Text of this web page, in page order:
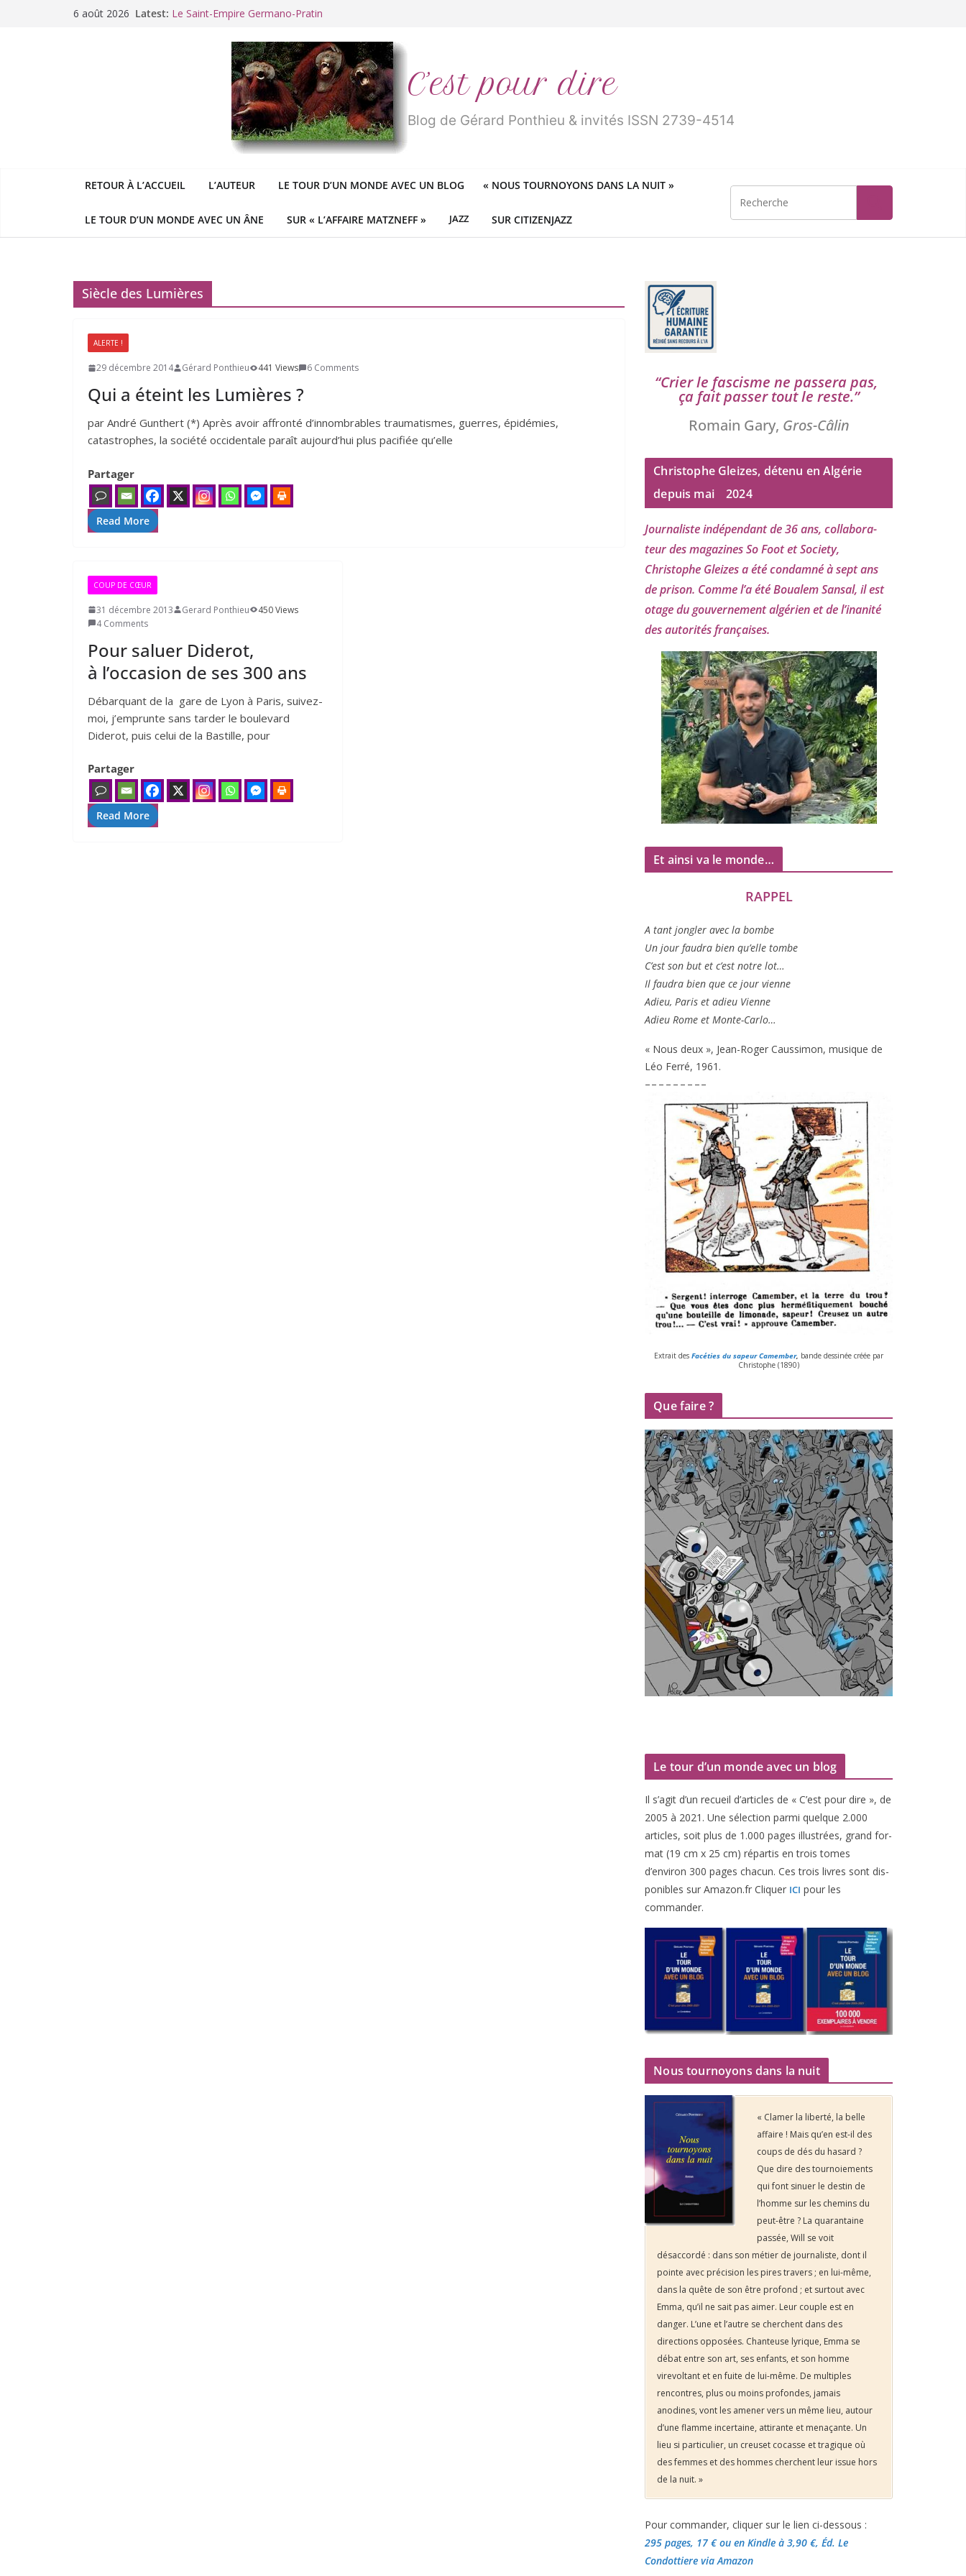
6 août 2026 Latest: Le Saint-Empire Germano-Pratin
George : « Le meilleur des mondes » ou «
Le patriarcat », bouc émissaire des féministes idéologiques
Cannes. La Palme d’Or des valeureux cracheurs dans la soupeC’est pour dire
Blog de Gérard Ponthieu & invités ISSN 2739-4514
RETOUR À L’ACCUEIL L’AUTEUR LE TOUR D’UN MONDE AVEC UN BLOG « NOUS TOURNOYONS DANS LA NUIT »
LE TOUR D’UN MONDE AVEC UN ÂNE SUR « L’AFFAIRE MATZNEFF » JAZZ SUR CITIZENJAZZ
Siècle des Lumières
ALERTE !
29 décembre 2014 Gérard Ponthieu 441 Views 6 Comments
Qui a éteint les Lumières ?
par André Gunthert (*) Après avoir affronté d’innombrables traumatismes, guerres, épidémies,
catastrophes, la société occidentale paraît aujourd’hui plus pacifiée qu’elle
Partager
Read More
COUP DE CŒUR
31 décembre 2013 Gerard Ponthieu
450 Views
4 Comments
Pour saluer Diderot,
à l’occasion de ses 300 ans
Débarquant de la gare de Lyon à Paris, sui­vez-
moi, j’emprunte sans tar­der le bou­le­vard
Diderot, puis celui de la Bastille, pour
Partager
Read More
“Crier le fas­cisme ne pas­se­ra pas,
ça fait pas­ser tout le reste.”
Romain Gary, Gros-Câlin
Christophe Gleizes, détenu en Algérie
depuis mai
2024
Journaliste indé­pen­dant de36ans, col­la­bo­ra­
teur des maga­zines So Foot et Society,
Christophe Gleizesa été condam­né à sept ans
de pri­son. Comme l’a été Boualem Sansal, il est
otage du gou­ver­ne­ment algé­rien et de l’i­na­ni­té
des auto­ri­tés françaises.
Et ainsi va le monde…
RAPPEL
A tant jon­gler avec la bombe
Un jour fau­dra bien qu’elle tombe
C’est son but et c’est notre lot…
Il fau­dra bien que ce jour vienne
Adieu, Paris et adieu Vienne
Adieu Rome et Monte-Carlo…
« Nous deux », Jean-Roger Caussimon, musique de
Léo Ferré, 1961 .
– – – – – – – – –
Extrait des Facéties du sapeur Camember, bande des­si­née créée par
Christophe (1890)
Que faire ?
Le tour d’un monde avec un blog
Il s’agit d’un recueil d’ar­ticles de « C’est pour dire », de
2005 à 2021 . Une sélec­tion par­mi quelque 2.000
articles, soit plus de 1 .000 pages illus­trées, grand for­
mat (19 cm x 25 cm) répar­tis en trois tomes
d’environ 300 pages cha­cun. Ces trois livres sont dis­
po­nibles sur Amazon​.fr Cliquer ICI pour les
commander.
Nous tournoyons dans la nuit
« Clamer la liberté, la belle
affaire ! Mais qu’en est-il des
coups de dés du hasard ?
Que dire des tournoiements
qui font sinuer le destin de
l’homme sur les chemins du
peut-être ? La quarantaine
passée, Will se voit
désaccordé : dans son métier de journaliste, dont il
pointe avec précision les pires travers ; en lui-même,
dans la quête de son être profond ; et surtout avec
Emma, qu’il ne sait pas aimer. Leur couple est en
danger. L’une et l’autre se cherchent dans des
directions opposées. Chanteuse lyrique, Emma se
débat entre son art, ses enfants, et son homme
virevoltant et en fuite de lui-même. De multiples
rencontres, plus ou moins profondes, jamais
anodines, vont les amener vers un même lieu, autour
d’une flamme incertaine, attirante et menaçante. Un
lieu si particulier, un creuset cocasse et tragique où
des femmes et des hommes cherchent leur issue hors
de la nuit. »
Pour commander, cliquer sur le lien ci-dessous :
295 pages, 17 €ou en Kindle à 3,90 €, Éd. Le
Condottiere via Amazon